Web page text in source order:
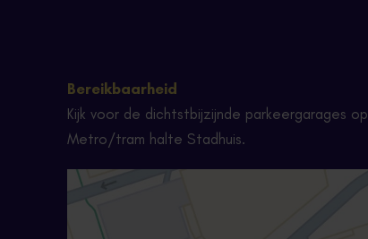
Bereikbaarheid
Kijk voor de dichtstbijzijnde parkeergarages op
Metro/tram halte Stadhuis.